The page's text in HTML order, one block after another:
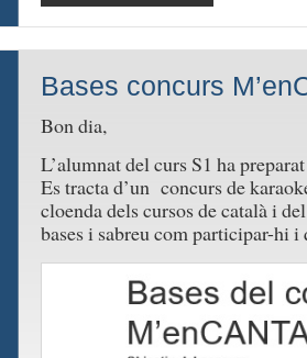
Bases concurs
Bon dia,
L’alumnat del curs S1 ha
Es tracta d’un concurs de
cloenda dels cursos de català i
bases i sabreu com participar-hi i